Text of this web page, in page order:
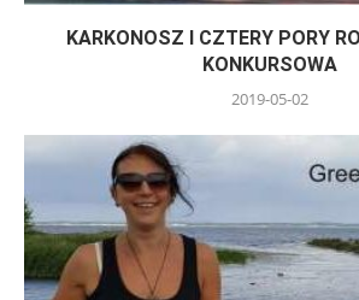
KARKONOSZ I CZTERY PORY
KONKURSOWA
2019-05-02